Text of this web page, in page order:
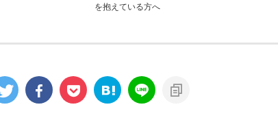
を抱えている方へ